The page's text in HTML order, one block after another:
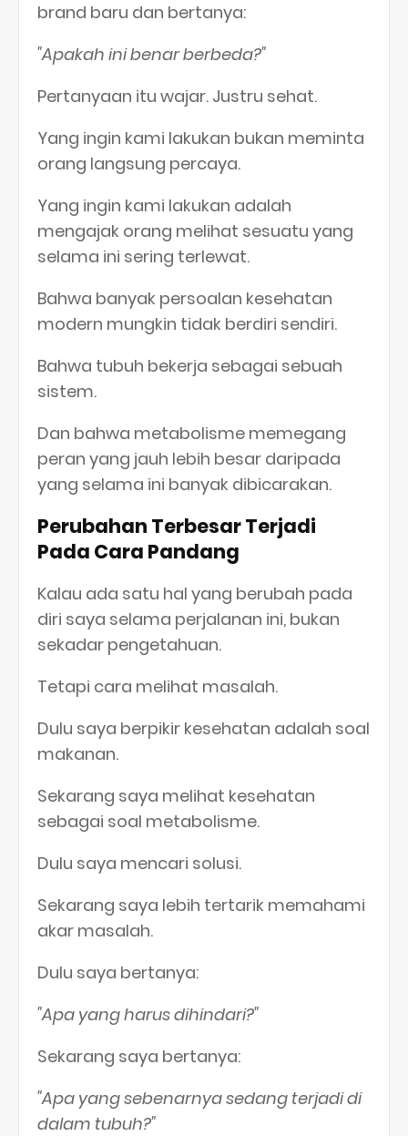
brand baru dan bertanya:
"Apakah ini benar berbeda?"
Pertanyaan itu wajar. Justru sehat.
Yang ingin kami lakukan bukan meminta
orang langsung percaya.
Yang ingin kami lakukan adalah
mengajak orang melihat sesuatu yang
selama ini sering terlewat.
Bahwa banyak persoalan kesehatan
modern mungkin tidak berdiri sendiri.
Bahwa tubuh bekerja sebagai sebuah
sistem.
Dan bahwa metabolisme memegang
peran yang jauh lebih besar daripada
yang selama ini banyak dibicarakan.
Perubahan Terbesar Terjadi
Pada Cara Pandang
Kalau ada satu hal yang berubah pada
diri saya selama perjalanan ini, bukan
sekadar pengetahuan.
Tetapi cara melihat masalah.
Dulu saya berpikir kesehatan adalah soal
makanan.
Sekarang saya melihat kesehatan
sebagai soal metabolisme.
Dulu saya mencari solusi.
Sekarang saya lebih tertarik memahami
akar masalah.
Dulu saya bertanya:
"Apa yang harus dihindari?"
Sekarang saya bertanya:
"Apa yang sebenarnya sedang terjadi di
dalam tubuh?"